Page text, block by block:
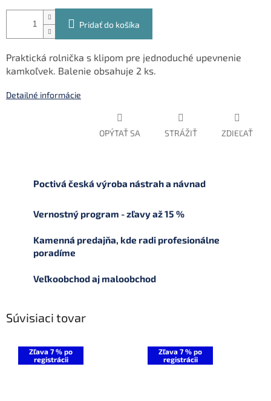
Pridať do košíka
Praktická rolnička s klipom pre jednoduché upevnenie
kamkoľvek. Balenie obsahuje 2 ks.
Detailné informácie
OPÝTAŤ SA STRÁŽIŤ ZDIEĽAŤ
Poctivá česká výroba nástrah a návnad
Vernostný program - zľavy až 15 %
Kamenná predajňa, kde radi profesionálne
poradíme
Veľkoobchod aj maloobchod
Súvisiaci tovar
Zľava 7 % po
registrácii
Zľava 7 % po
registrácii